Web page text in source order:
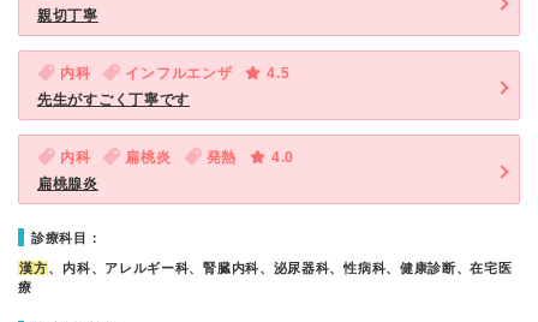
親切丁寧
内科 インフルエンザ
4.5
先生がすごく丁寧です
内科 扁桃炎 発熱
4.0
扁桃腺炎
診療科目：
漢方、内科、アレルギー科、腎臓内科、泌尿器科、性病科、健康診断、在宅医
療